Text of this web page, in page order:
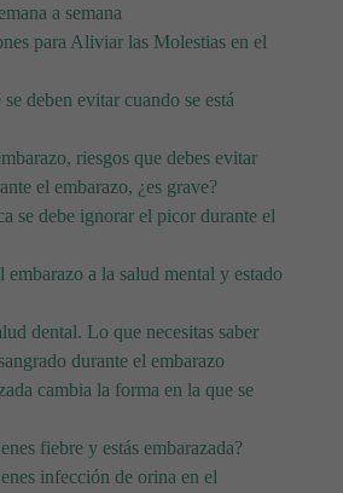
a semana
para Aliviar las Molestias en el
deben evitar cuando se está
riesgos que debes evitar
el embarazo, ¿es grave?
se debe ignorar el picor durante el
embarazo a la salud mental y estado
dental. Lo que necesitas saber
durante el embarazo
cambia la forma en la que se
fiebre y estás embarazada?
infección de orina en el